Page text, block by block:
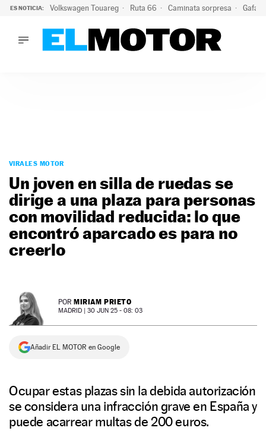
ES NOTICIA: Volkswagen Touareg Ruta 66 Caminata sorpresa Gafas
PODCAST
MOTOS
TECNOLOGÍA
SUPERCOCHES
SERVICIOS
SÍGUENOS
VIRALES MOTOR
Un joven en silla de ruedas se
dirige a una plaza para personas
con movilidad reducida: lo que
encontró aparcado es para no
creerlo
POR MIRIAM PRIETO
MADRID | 30 JUN 25 - 08: 03
Añadir EL MOTOR en Google
Ocupar estas plazas sin la debida autorización
se considera una infracción grave en España y
puede acarrear multas de 200 euros.